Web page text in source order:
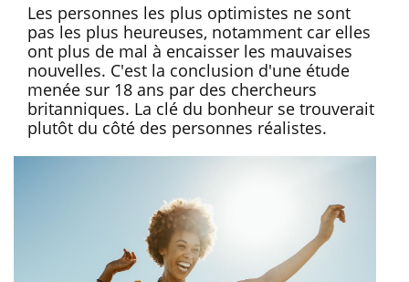
Les personnes les plus optimistes ne sont
pas les plus heureuses, notamment car elles
ont plus de mal à encaisser les mauvaises
nouvelles. C'est la conclusion d'une étude
menée sur 18 ans par des chercheurs
britanniques. La clé du bonheur se trouverait
plutôt du côté des personnes réalistes.